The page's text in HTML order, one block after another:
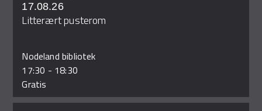
17.08.26
Litterært pusterom
Nodeland bibliotek
17:30 - 18:30
Gratis